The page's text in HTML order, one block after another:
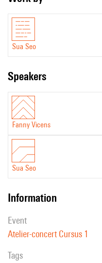
Sua Seo
speakers
Fanny Vicens
Sua Seo
information
event
Atelier-concert Cursus 1
Tags